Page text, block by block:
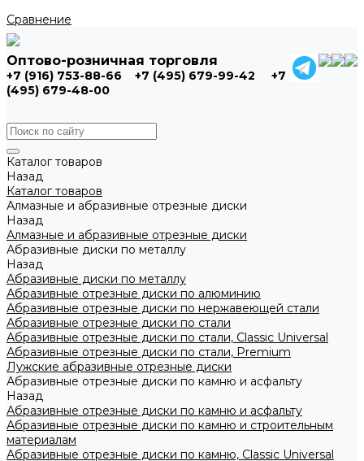
Сравнение
Оптово-розничная торговля
+7 (916) 753-88-66 +7 (495) 679-99-42
+7
(495) 679-48-00
Каталог товаров
Назад
Каталог товаров
Алмазные и абразивные отрезные диски
Назад
Алмазные и абразивные отрезные диски
Абразивные диски по металлу
Назад
Абразивные диски по металлу
Абразивные отрезные диски по алюминию
Абразивные отрезные диски по нержавеющей стали
Абразивные отрезные диски по стали
Абразивные отрезные диски по стали, Classic Universal
Абразивные отрезные диски по стали, Premium
Лужские абразивные отрезные диски
Абразивные отрезные диски по камню и асфальту
Назад
Абразивные отрезные диски по камню и асфальту
Абразивные отрезные диски по камню и строительным
материалам
Абразивные отрезные диски по камню, Classic Universal